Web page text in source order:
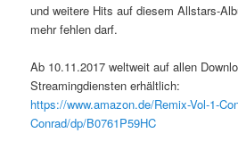
und weitere Hits auf diesem Allstars-
mehr fehlen darf.
Ab 10.11.2017 weltweit auf allen
Streamingdiensten erhältlich:
https://www.amazon.de/Remix-Vol-1-
Conrad/dp/B0761P59HC